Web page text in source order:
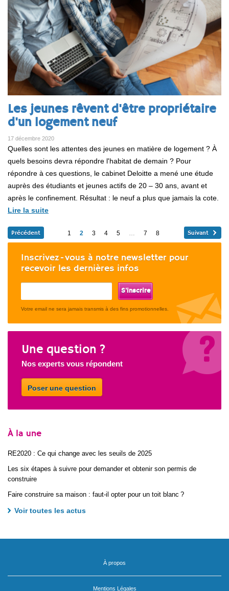
Les jeunes rêvent d'être propriétaire
d'un logement neuf
17 décembre 2020
Quelles sont les attentes des jeunes en matière de logement ? À
quels besoins devra répondre l'habitat de demain ? Pour
répondre à ces questions, le cabinet Deloitte a mené une étude
auprès des étudiants et jeunes actifs de 20 – 30 ans, avant et
après le confinement. Résultat : le neuf a plus que jamais la cote.
Lire la suite
Précédent 1 2 3 4 5 7 8 Suivant
Inscrivez-vous à notre newsletter pour
recevoir les dernières infos
you
are
this
field
Votre email ne sera jamais transmis à des fins promotionnelles.
Une question ?
Nos experts vous répondent
Poser une question
À la une
RE2020 : Ce qui change avec les seuils de 2025
Les six étapes à suivre pour demander et obtenir son permis de
construire
Faire construire sa maison : faut-il opter pour un toit blanc ?
Voir toutes les actus
À propos
Mentions Légales